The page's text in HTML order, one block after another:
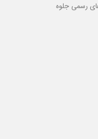
رسمی جلوه